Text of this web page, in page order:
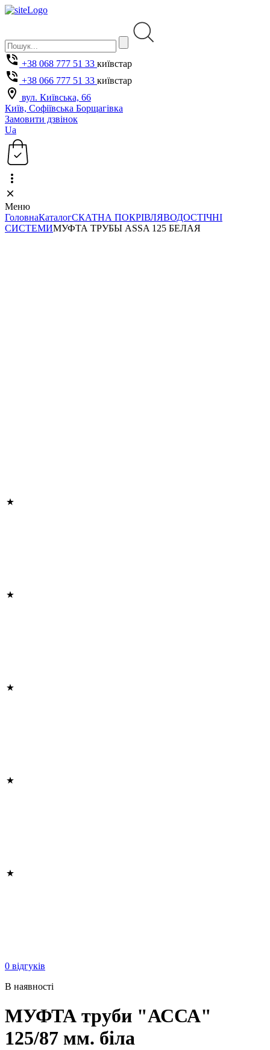
+38 068 777 51 33 київстар
+38 066 777 51 33 київстар
вул. Київська, 66
Київ, Софіївська Борщагівка
Замовити дзвінок
Ua
Меню
ГоловнаКаталогСКАТНА ПОКРІВЛЯВОДОСТІЧНІ
СИСТЕМИМУФТА ТРУБЫ ASSA 125 БЕЛАЯ
0 відгуків
В наявності
МУФТА труби "АССА"
125/87 мм. біла